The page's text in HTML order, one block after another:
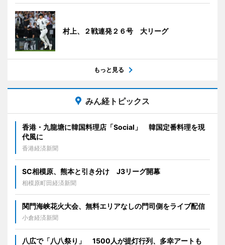
村上、２戦連発２６号 大リーグ
もっと見る
みん経トピックス
香港・九龍塘に韓国料理店「Social」 韓国定番料理を現
代風に
香港経済新聞
SC相模原、熊本と引き分け J3リーグ開幕
相模原町田経済新聞
関門海峡花火大会、無料エリアなしの門司側をライブ配信
小倉経済新聞
八広で「八八祭り」 1500人が提灯行列、多幸アートも